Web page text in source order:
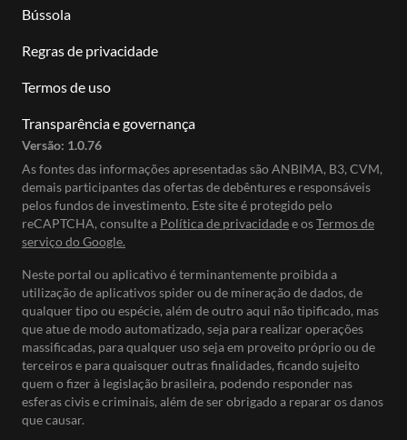
Bússola
Regras de privacidade
Termos de uso
Transparência e governança
Versão: 1.0.76
As fontes das informações apresentadas são ANBIMA, B3, CVM,
demais participantes das ofertas de debêntures e responsáveis
pelos fundos de investimento. Este site é protegido pelo
reCAPTCHA, consulte a Política de privacidadee osTermos de
serviço do Google.
Neste portal ou aplicativo é terminantemente proibida a
utilização de aplicativos spider ou de mineração de dados, de
qualquer tipo ou espécie, além de outro aqui não tipificado, mas
que atue de modo automatizado, seja para realizar operações
massificadas, para qualquer uso seja em proveito próprio ou de
terceiros e para quaisquer outras finalidades, ficando sujeito
quem o fizer à legislação brasileira, podendo responder nas
esferas civis e criminais, além de ser obrigado a reparar os danos
que causar.